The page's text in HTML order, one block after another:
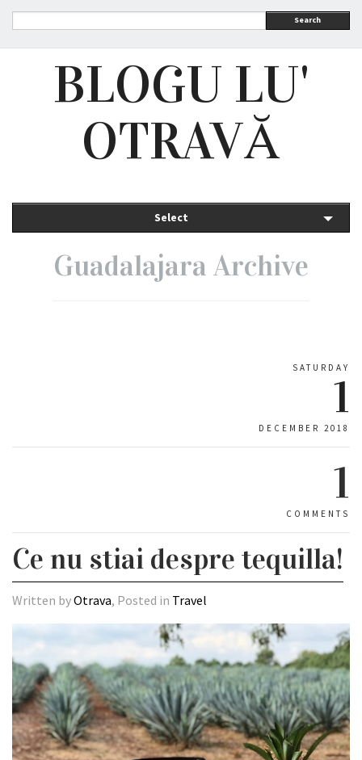
Search
BLOGU LU'
OTRAVĂ
Select
Guadalajara Archive
SATURDAY
1
DECEMBER 2018
1
COMMENTS
Ce nu stiai despre tequilla!
Written byOtrava, Posted in Travel